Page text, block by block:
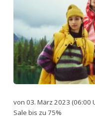
von 03. März 2023 (06:00
Sale bis zu 75%